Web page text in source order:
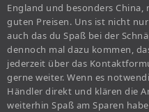
England und besonders
guten Preisen. Uns ist nicht
auch das du Spaß bei der
dennoch mal dazu kommen,
jederzeit über das
gerne weiter. Wenn es
Händler direkt und klären die
weiterhin Spaß am Sparen